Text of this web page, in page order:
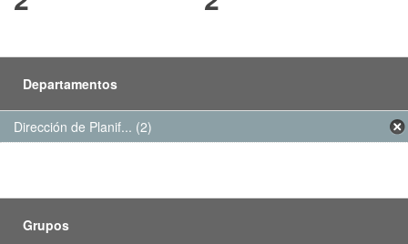
Departamentos
Dirección de Planif... (2)
Grupos